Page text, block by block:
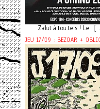
Zalut à tou.te.s ! Le [
JEU 17/09 : BEZOAR +